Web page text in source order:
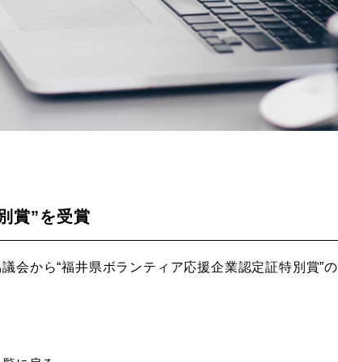
賞”を受賞
会から“福井県ボランティア応援企業認定証特別賞”の